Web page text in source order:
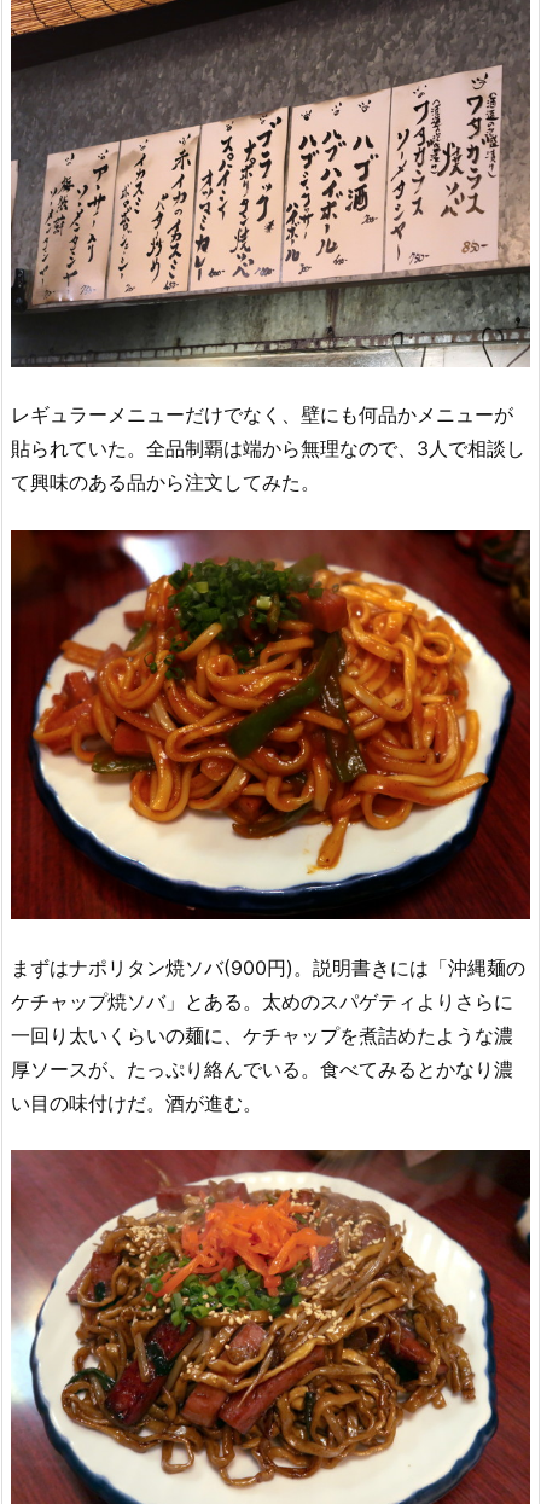
レギュラーメニューだけでなく、壁にも何品かメニューが
貼られていた。全品制覇は端から無理なので、3人で相談し
て興味のある品から注文してみた。
まずはナポリタン焼ソバ(900円)。説明書きには「沖縄麺の
ケチャップ焼ソバ」とある。太めのスパゲティよりさらに
一回り太いくらいの麺に、ケチャップを煮詰めたような濃
厚ソースが、たっぷり絡んでいる。食べてみるとかなり濃
い目の味付けだ。酒が進む。